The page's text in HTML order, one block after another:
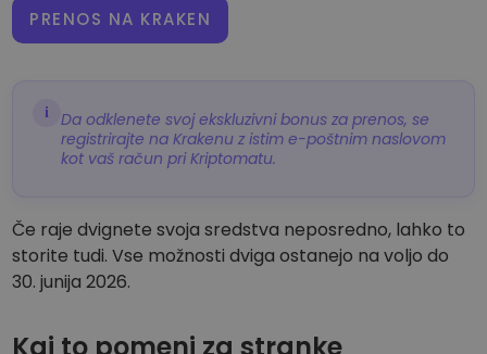
PRENOS NA KRAKEN
i
Da odklenete svoj ekskluzivni bonus za prenos, se
registrirajte na Krakenu z istim e-poštnim naslovom
kot vaš račun pri Kriptomatu.
Če raje dvignete svoja sredstva neposredno, lahko to
storite tudi. Vse možnosti dviga ostanejo na voljo do
30. junija 2026.